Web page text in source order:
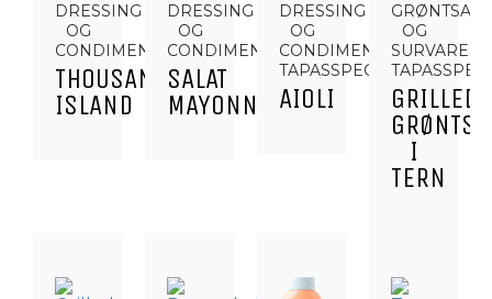
DRESSING
OG
CONDIMENTS
THOUSAND
ISLAND
DRESSING
OG
CONDIMENTS
SALAT
MAYONNAISE
DRESSING
OG
CONDIMENTS,
TAPASSPECIALITETER
AIOLI
OG
SURVARER,
GRILLEDE
I
TERN